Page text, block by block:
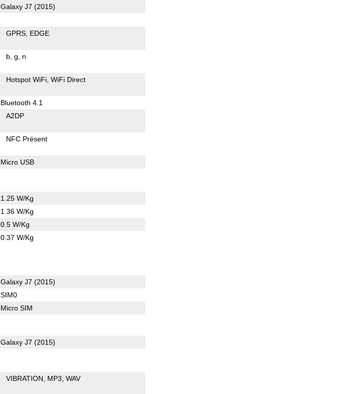
Galaxy J7 (2015)
GPRS EDGE
b g n
Hotspot WiFi WiFi Direct
Bluetooth 4.1
A2DP
NFC Présent
Micro USB
1.25 W/Kg
1.36 W/Kg
0.5 W/Kg
0.37 W/Kg
Galaxy J7 (2015)
SIM0
Micro SIM
Galaxy J7 (2015)
VIBRATION MP3 WAV